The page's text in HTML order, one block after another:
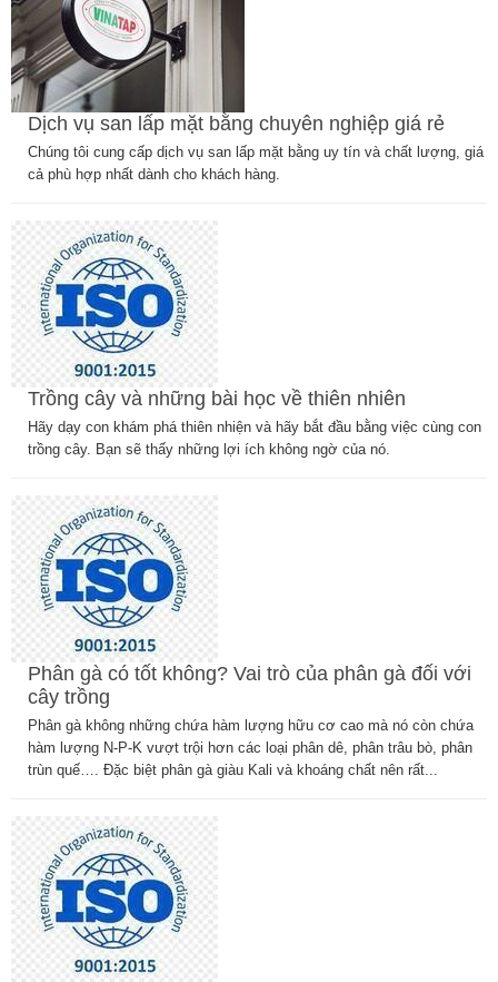
Dịch vụ san lấp mặt bằng chuyên nghiệp giá rẻ
Chúng tôi cung cấp dịch vụ san lấp mặt bằng uy tín và chất lượng, giá
cả phù hợp nhất dành cho khách hàng.
Trồng cây và những bài học về thiên nhiên
Hãy dạy con khám phá thiên nhiện và hãy bắt đầu bằng việc cùng con
trồng cây. Bạn sẽ thấy những lợi ích không ngờ của nó.
Phân gà có tốt không? Vai trò của phân gà đối với
cây trồng
Phân gà không những chứa hàm lượng hữu cơ cao mà nó còn chứa
hàm lượng N-P-K vượt trội hơn các loại phân dê, phân trâu bò, phân
trùn quế…. Đặc biệt phân gà giàu Kali và khoáng chất nên rất...